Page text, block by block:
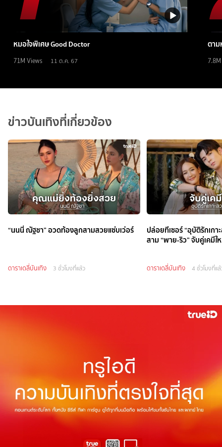
หมอใจพิเศษ Good Doctor
71M Views 11 ต.ค. 67
ตาม
7.8M
ข่าวบันเทิงที่เกี่ยวข้อง
“นนนี่ ณัฐชา” อวดท้องลูกสามสวยแซ่บเว่อร์
ดาราเดลี่บันเทิง 3 ชั่วโมงที่แล้ว
ปล่อยทีเซอร์ “อุบัติรักเกา
สาม “พาย-ริว” จับคู่เคมี
ดาราเดลี่บันเทิง 4 ชั่วโมงที่แ